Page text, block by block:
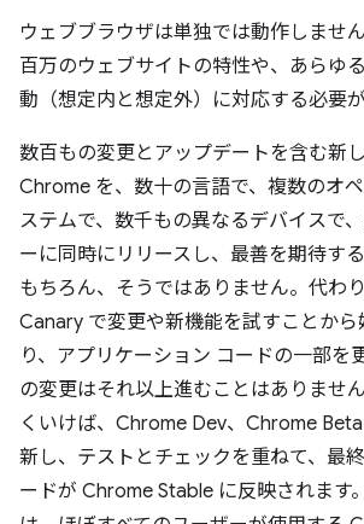
ウェブブラウザは単独では動作しませ
百万のウェブサイトの特性や、あらゆ
動（想定内と想定外）に対応する必要が
数百もの変更とアップデートを含む新
Chrome を、数十の言語で、複数のオ
ステムで、数千もの異なるデバイスで
ーに同時にリリースし、最善を期待する
もちろん、そうではありません。代わ
Canary で変更や新機能を試すことから
り、アプリケーション コードの一部を
の変更はそれ以上進むことはありませ
くいけば、Chrome Dev、Chrome
新し、テストとチェックを重ねて、最
ードが Chrome Stable に反映されます